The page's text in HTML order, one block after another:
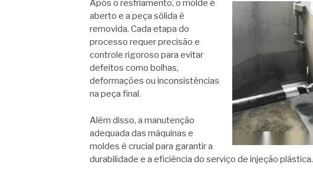
Após o resfriamento, o molde é
aberto e a peça sólida é
removida. Cada etapa do
processo requer precisão e
controle rigoroso para evitar
defeitos como bolhas,
deformações ou inconsistências
na peça final.
Além disso, a manutenção
adequada das máquinas e
moldes é crucial para garantir a
durabilidade e a eficiência do serviço de injeção plástica.